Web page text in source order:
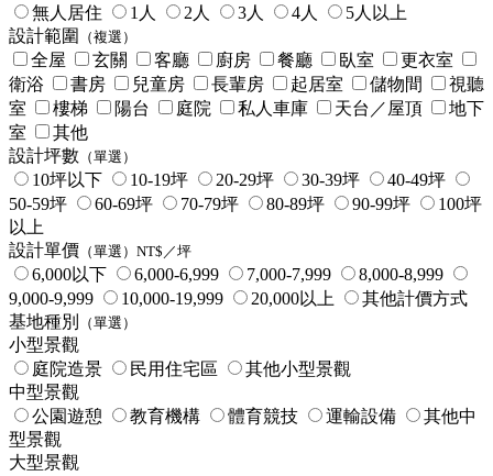
無人居住 1人 2人 3人 4人
5人以上
設計範圍
（複選）
全屋 玄關 客廳 廚房 餐廳 臥室
更衣室
衛浴
書房 兒童房 長輩房 起居室 儲物間
視聽
室
樓梯 陽台 庭院 私人車庫 天台／屋頂
地下
室
其他
設計坪數 （單選）
10坪以下 10-19坪 20-29坪 30-39坪
40-49坪
50-59坪
60-69坪 70-79坪 80-89坪 90-99坪
100坪
以上
設計單價 （單選）NT$／坪
6,000以下 6,000-6,999 7,000-7,999
8,000-8,999
9,000-9,999
10,000-19,999 20,000以上
其他計價方式
基地種別
（單選）
小型景觀
庭院造景
民用住宅區
其他小型景觀
中型景觀
公園遊憩
教育機構 體育競技 運輸設備
其他中
型景觀
大型景觀